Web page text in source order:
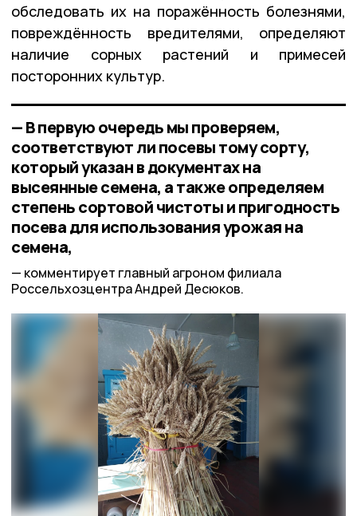
обследовать их на поражённость болезнями,
повреждённость вредителями, определяют
наличие сорных растений и примесей
посторонних культур.
— В первую очередь мы проверяем,
соответствуют ли посевы тому сорту,
который указан в документах на
высеянные семена, а также определяем
степень сортовой чистоты и пригодность
посева для использования урожая на
семена,
комментирует главный агроном филиала
Россельхозцентра Андрей Десюков.